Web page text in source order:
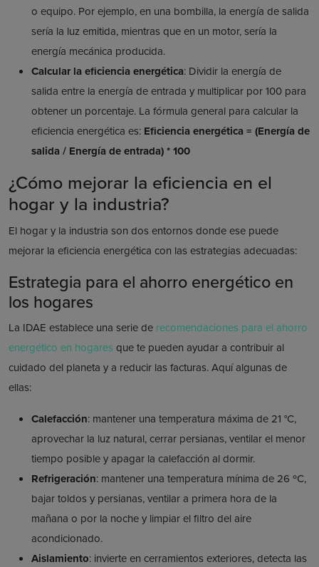
o equipo. Por ejemplo, en una bombilla, la energía de salida
sería la luz emitida, mientras que en un motor, sería la
energía mecánica producida.
Calcular la eficiencia energética: Dividir la energía de
salida entre la energía de entrada y multiplicar por 100 para
obtener un porcentaje. La fórmula general para calcular la
eficiencia energética es: Eficiencia energética = (Energía de
salida / Energía de entrada) * 100
¿Cómo mejorar la eficiencia en el
hogar y la industria?
El hogar y la industria son dos entornos donde ese puede
mejorar la eficiencia energética con las estrategias adecuadas:
Estrategia para el ahorro energético en
los hogares
La IDAE establece una serie de recomendaciones para el ahorro
energético en hogares que te pueden ayudar a contribuir al
cuidado del planeta y a reducir las facturas. Aquí algunas de
ellas:
Calefacción: mantener una temperatura máxima de 21 °C,
aprovechar la luz natural, cerrar persianas, ventilar el menor
tiempo posible y apagar la calefacción al dormir.
Refrigeración: mantener una temperatura mínima de 26 ºC,
bajar toldos y persianas, ventilar a primera hora de la
mañana o por la noche y limpiar el filtro del aire
acondicionado.
Aislamiento: invierte en cerramientos exteriores, detecta las